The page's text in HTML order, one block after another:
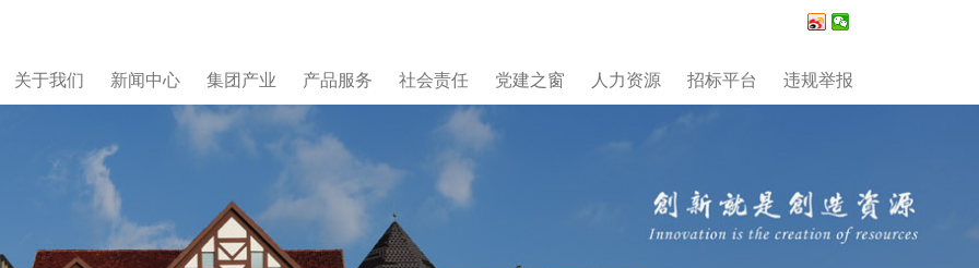
关于我们 新闻中心 集团产业 产品服务 社会责任 党建之窗 人力资源 招标平台 违规举报